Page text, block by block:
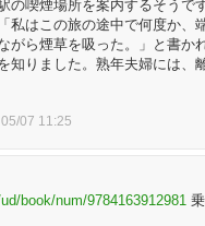
の喫煙場所を案内するそうで
私はこの旅の途中で何度か、
がら煙草を吸った。」と書か
知りました。熟年夫婦には、
05/07 11:25
book/num/9784163912981